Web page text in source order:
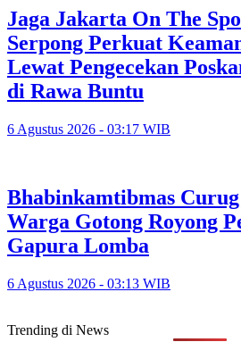
Jaga Jakarta On The
Serpong Perkuat
Lewat Pengecekan
di Rawa Buntu
6 Agustus 2026 - 03:17 WIB
Bhabinkamtibmas
Warga Gotong Royong
Gapura Lomba
6 Agustus 2026 - 03:13 WIB
Trending di News